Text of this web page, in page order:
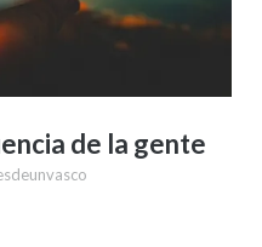
de la gente